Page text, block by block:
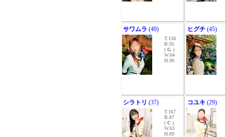
サワムラ (49)
T.158
B.95
( G )
W.64
H.90
ヒグチ (45)
シラトリ (37)
T.167
B.87
( C )
W.63
H.89
コユキ (29)